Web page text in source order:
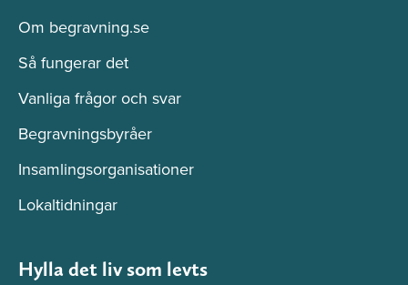
Om begravning.se
Så fungerar det
Vanliga frågor och svar
Begravningsbyråer
Insamlingsorganisationer
Lokaltidningar
Hylla det liv som levts